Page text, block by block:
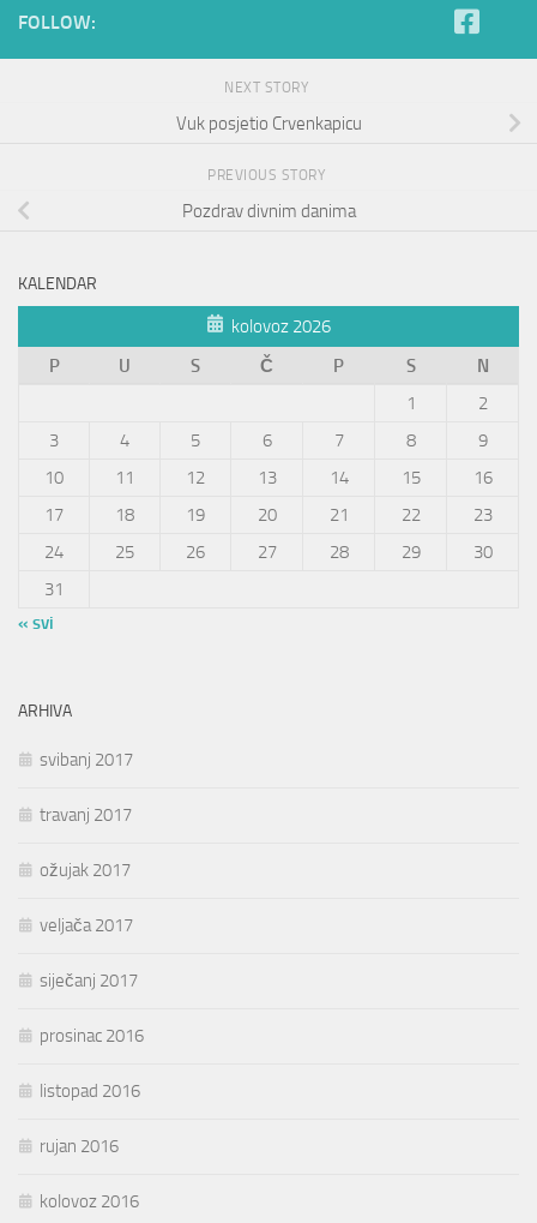
FOLLOW:
NEXT STORY
Vuk posjetio Crvenkapicu
PREVIOUS STORY
Pozdrav divnim danima
KALENDAR
kolovoz 2026
P
U S Č P S
N
1
2
3
4 5 6 7 8
9
10
11 12 13 14 15
16
17
18 19 20 21 22
23
24
25 26 27 28 29
30
31
« svi
ARHIVA
svibanj 2017
travanj 2017
ožujak 2017
veljača 2017
siječanj 2017
prosinac 2016
listopad 2016
rujan 2016
kolovoz 2016